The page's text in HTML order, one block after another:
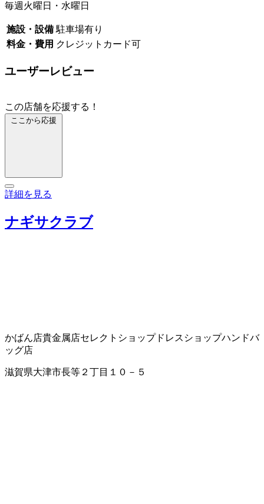
毎週火曜日・水曜日
施設・設備 駐車場有り
料金・費用 クレジットカード可
ユーザーレビュー
この店舗を応援する！
ここから応援
詳細を見る
ナギサクラブ
かばん店貴金属店セレクトショップドレスショップハンドバ
ッグ店
滋賀県大津市長等２丁目１０－５